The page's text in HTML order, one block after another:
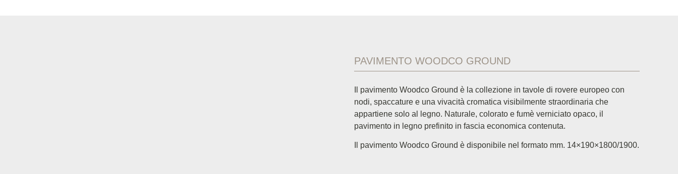
PAVIMENTO WOODCO GROUND
Il pavimento Woodco Ground è la collezione in tavole di rovere europeo con
nodi, spaccature e una vivacità cromatica visibilmente straordinaria che
appartiene solo al legno. Naturale, colorato e fumè verniciato opaco, il
pavimento in legno prefinito in fascia economica contenuta.
Il pavimento Woodco Ground è disponibile nel formato mm. 14×190×1800/1900.